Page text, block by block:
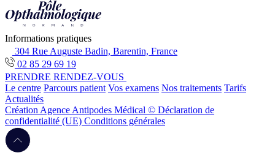
Informations pratiques
304 Rue Auguste Badin, Barentin, France
02 85 29 69 19
PRENDRE RENDEZ-VOUS
Le centre Parcours patient Vos examens Nos traitements Tarifs
Actualités
Création Agence Antipodes Médical © Déclaration de
confidentialité (UE) Conditions générales